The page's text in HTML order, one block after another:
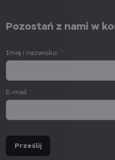
Pozostań z nami w
Imię i nazwisko: *
E-mail *
Prześlij